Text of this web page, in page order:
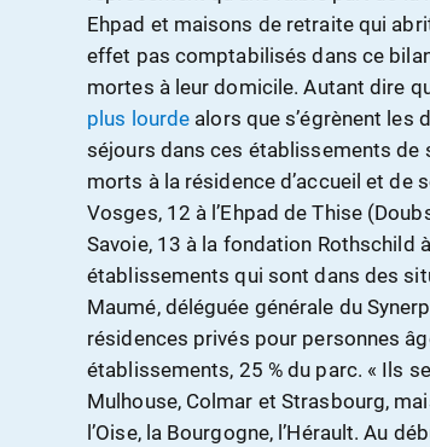
Ehpad et maisons de retraite qui
effet pas comptabilisés dans ce
mortes à leur domicile. Autant dire
plus lourde alors que s’égrènent
séjours dans ces établissements de
morts à la résidence d’accueil et de
Vosges, 12 à l’Ehpad de Thise
Savoie, 13 à la fondation Rothschild
établissements qui sont dans des
Maumé, déléguée générale du
résidences privés pour personnes
établissements, 25 % du parc. « Ils
Mulhouse, Colmar et Strasbourg,
l’Oise, la Bourgogne, l’Hérault. Au